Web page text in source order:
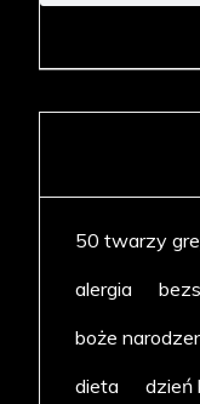
50 twarzy
alergia
boże
dieta
dzień